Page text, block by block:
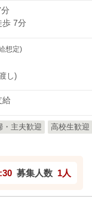
歩 7分
想定)
し)
給
・主夫歓迎 高校生歓迎
募集人数 1人